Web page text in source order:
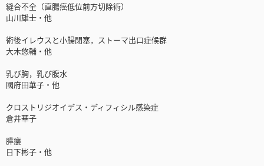
縫合不全（直腸癌低位前方切除術）
山川雄士・他
術後イレウスと小腸閉塞，ストーマ出口症候群
大木悠輔・他
乳び胸，乳び腹水
國府田華子・他
クロストリジオイデス・ディフィシル感染症
倉井華子
膵瘻
日下彬子・他